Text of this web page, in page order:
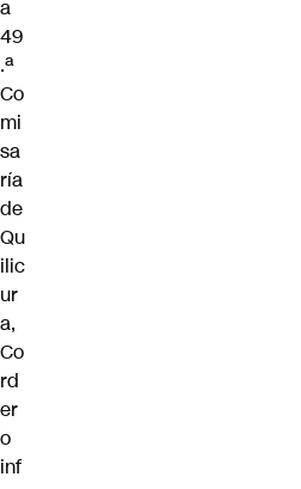
a
49
.ª
Co
mi
sa
ría
de
Qu
ilic
ur
a,
Co
rd
er
o
inf